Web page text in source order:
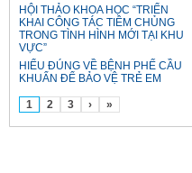
HỘI THẢO KHOA HỌC “TRIỂN
KHAI CÔNG TÁC TIÊM CHỦNG
TRONG TÌNH HÌNH MỚI TẠI KHU
VỰC”
HIỂU ĐÚNG VỀ BỆNH PHẾ CẦU
KHUẨN ĐỂ BẢO VỆ TRẺ EM
1 2 3 › »